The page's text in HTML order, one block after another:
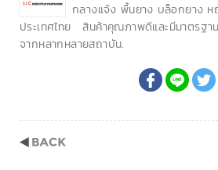
กลางแจ้ง พื้นยาง บล็อกยาง ห
ประเทศไทย สินค้าคุณภาพดีและมีมาตรฐ
จากหลากหลายสถาบัน.